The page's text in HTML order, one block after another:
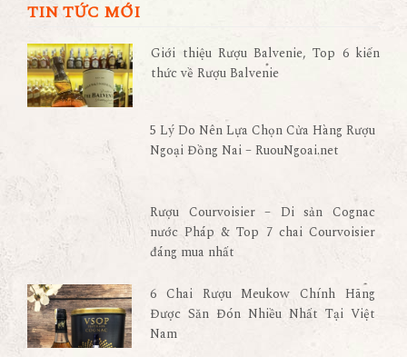
TIN TỨC MỚI
Giới thiệu Rượu Balvenie, Top 6 kiến
thức về Rượu Balvenie
5 Lý Do Nên Lựa Chọn Cửa Hàng Rượu
Ngoại Đồng Nai – RuouNgoai.net
Rượu Courvoisier – Di sản Cognac
nước Pháp & Top 7 chai Courvoisier
đáng mua nhất
6 Chai Rượu Meukow Chính Hãng
Được Săn Đón Nhiều Nhất Tại Việt
Nam